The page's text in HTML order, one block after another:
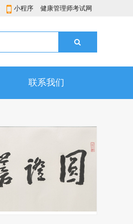
小程序 健康管理师考试网
联系我们